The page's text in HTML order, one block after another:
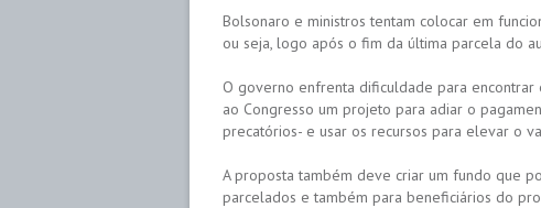
Bolsonaro e ministros tentam colocar em
ou seja, logo após o fim da última parcela do
O governo enfrenta dificuldade para
ao Congresso um projeto para adiar o
precatórios- e usar os recursos para elevar o
A proposta também deve criar um fundo que
parcelados e também para beneficiários do